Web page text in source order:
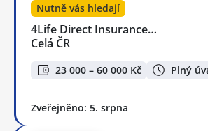
Nutně vás hledají
4Life Direct Insurance…
Celá ČR
23 000 – 60 000 Kč Plný
Zveřejněno: 5. srpna